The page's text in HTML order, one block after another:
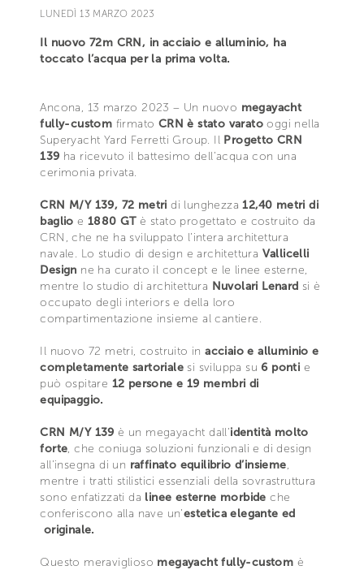
LUNEDÌ 13 MARZO 2023
Il nuovo 72m CRN, in acciaio e alluminio, ha
toccato l’acqua per la prima volta.
Ancona, 13 marzo 2023 – Un nuovo megayacht
fully-custom firmato CRN è stato varatooggi nella
Superyacht Yard Ferretti Group. Il Progetto CRN
139 ha ricevuto il battesimo dell’acqua con una
cerimonia privata.
CRN M/Y 139, 72 metri di lunghezza 12,40 metri di
baglio e 1880 GTè stato progettato e costruito da
CRN, che ne ha sviluppato l’intera architettura
navale. Lo studio di design e architettura Vallicelli
Design ne ha curato il concept e le linee esterne,
mentre lo studio di architettura Nuvolari Lenard si è
occupato degli interiors e della loro
compartimentazione insieme al cantiere.
Il nuovo 72 metri, costruito inacciaio e alluminio e
completamente sartorialesi sviluppa su6 ponti e
può ospitare 12 persone e 19 membri di
equipaggio.
CRN M/Y 139è un megayacht dall’identità molto
forte, che coniuga soluzioni funzionali e di design
all’insegna di un raffinato equilibrio d’insieme,
mentre i tratti stilistici essenziali della sovrastruttura
sono enfatizzati da linee esterne morbide che
conferiscono alla nave un’estetica elegante ed
originale.
Questo meraviglioso megayacht fully-custom è